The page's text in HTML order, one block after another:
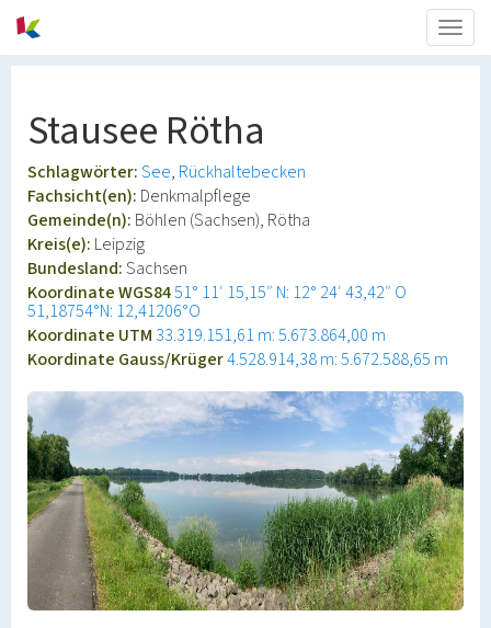
Stausee Rötha
Schlagwörter:See Rückhaltebecken
Fachsicht(en): Denkmalpflege
Gemeinde(n): Böhlen (Sachsen), Rötha
Kreis(e): Leipzig
Bundesland:Sachsen
Koordinate WGS8451° 11′ 15,15″ N: 12° 24′ 43,42″ O
51,18754°N: 12,41206°O
Koordinate UTM 33.319.151,61 m: 5.673.864,00 m
Koordinate Gauss/Krüger4.528.914,38 m: 5.672.588,65 m